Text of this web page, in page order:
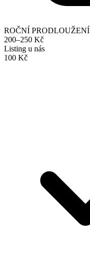
ROČNÍ PRODLOUŽENÍ
200–250 Kč
Listing u nás
100 Kč